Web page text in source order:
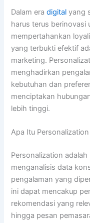
Dalam eradigital yang
harus terus berinovasi
mempertahankan
yang terbukti efektif
marketing.
menghadirkan
kebutuhan dan
menciptakan
lebih tinggi.
Apa Itu
Personalization
menganalisis data
pengalaman yang
ini dapat mencakup
rekomendasi yang
hingga pesan